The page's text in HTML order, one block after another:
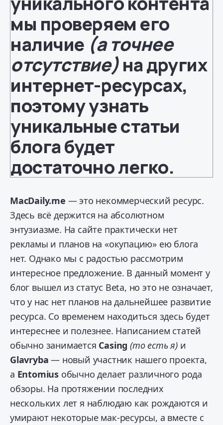
мы проверяем его
наличие (а точнее
отсутствие)на других
интернет-ресурсах,
поэтому узнать
уникальные статьи
блога будет
достаточно легко.
MacDaily.me — это некоммерческий ресурс.
Здесь всё держится на абсолютном
энтузиазме. На сайте практически нет
рекламы и планов на «окупацию» ею блога
нет. Однако мы с радостью рассмотрим
интересное предложение. В данный момент у
блог вышел из статус Beta, но это не означает,
что у нас нет планов на дальнейшее развитие
ресурса. Со временем находиться здесь будет
интереснее и полезнее. Написанием статей
обычно занимается Casing (то есть я)и
Glavryba — новый участник нашего проекта,
а Entomius обычно делает различного рода
обзоры. На протяжении последних
нескольких лет я наблюдаю как рождаются и
умирают некоторые мак-ресурсы, а вместе с